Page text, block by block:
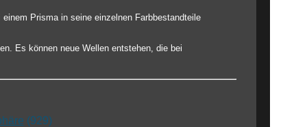
Prisma in seine einzelnen Farbbestandteile
Es können neue Wellen entstehen, die bei
(929)